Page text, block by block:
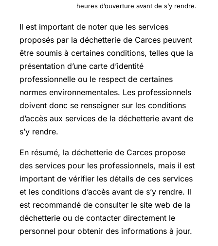
heures d’ouverture avant de s’y rendre.
Il est important de noter que les services
proposés par la déchetterie de Carces peuvent
être soumis à certaines conditions, telles que la
présentation d’une carte d’identité
professionnelle ou le respect de certaines
normes environnementales. Les professionnels
doivent donc se renseigner sur les conditions
d’accès aux services de la déchetterie avant de
s’y rendre.
En résumé, la déchetterie de Carces propose
des services pour les professionnels, mais il est
important de vérifier les détails de ces services
et les conditions d’accès avant de s’y rendre. Il
est recommandé de consulter le site web de la
déchetterie ou de contacter directement le
personnel pour obtenir des informations à jour.